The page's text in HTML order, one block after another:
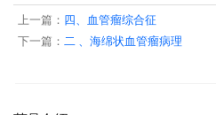
上一篇： 四、血管瘤综合征
下一篇： 二 、海绵状血管瘤病理